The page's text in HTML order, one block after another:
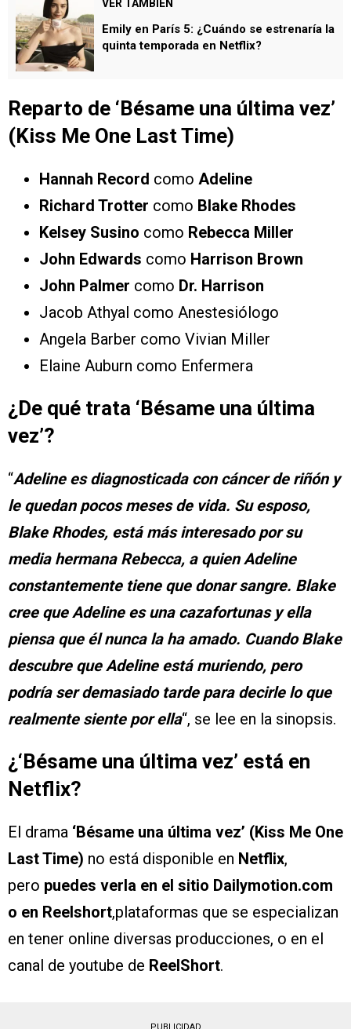
VER TAMBIÉN
Emily en París 5: ¿Cuándo se estrenaría la
quinta temporada en Netflix?
Reparto de ‘Bésame una última vez’
(Kiss Me One Last Time)
Hannah Record como Adeline
Richard Trotter como Blake Rhodes
Kelsey Susino como Rebecca Miller
John Edwards como Harrison Brown
John Palmer como Dr. Harrison
Jacob Athyal como Anestesiólogo
Angela Barber como Vivian Miller
Elaine Auburn como Enfermera
¿De qué trata ‘Bésame una última
vez’?
“Adeline es diagnosticada con cáncer de riñón y
le quedan pocos meses de vida. Su esposo,
Blake Rhodes, está más interesado por su
media hermana Rebecca, a quien Adeline
constantemente tiene que donar sangre. Blake
cree que Adeline es una cazafortunas y ella
piensa que él nunca la ha amado. Cuando Blake
descubre que Adeline está muriendo, pero
podría ser demasiado tarde para decirle lo que
realmente siente por ella“, se lee en la sinopsis.
¿‘Bésame una última vez’ está en
Netflix?
El drama ‘Bésame una última vez’ (Kiss Me One
Last Time) no está disponible en Netflix,
pero puedes verla en el sitio Dailymotion.com
o en Reelshort,plataformas que se especializan
en tener online diversas producciones, o en el
canal de youtube de ReelShort.